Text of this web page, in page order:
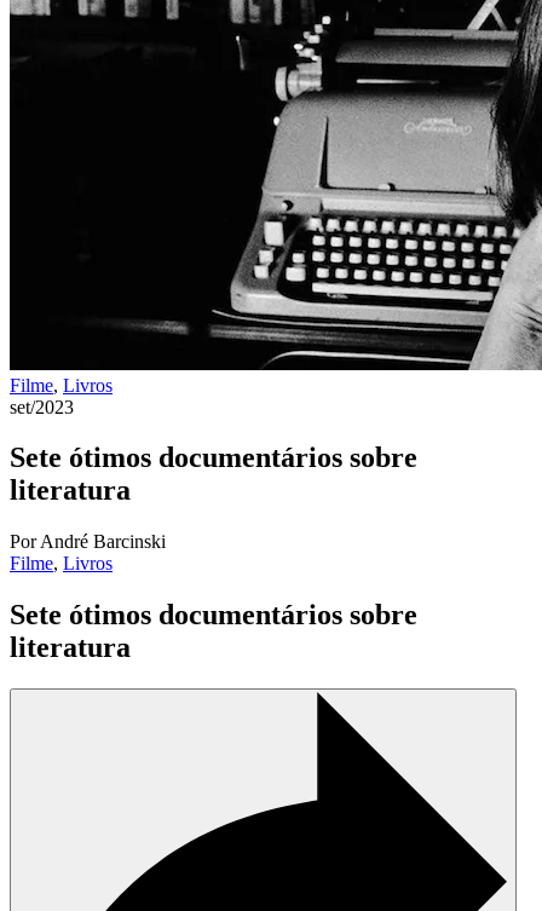
Filme, Livros
set/2023
Sete ótimos documentários sobre
literatura
Por André Barcinski
Filme, Livros
Sete ótimos documentários sobre
literatura